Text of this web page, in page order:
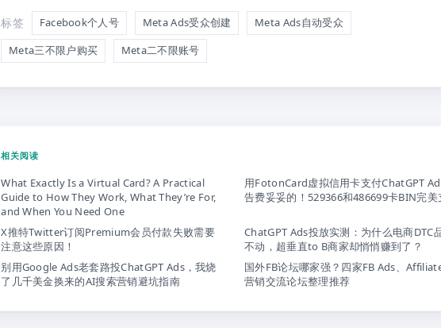
标签 Facebook个人号 Meta Ads受众创建
Meta Ads自动受众
Meta三不限户购买
Meta二不限账号
相关阅读
What Exactly Is a Virtual Card? A Practical
Guide to How They Work, What They’re For,
and When You Need One
用FotonCard虚拟信用卡支付ChatGPT
告费妥妥的！529366和486699卡BIN完美
X推特Twitter订阅Premium会员付款失败需要
注意这些原因！
ChatGPT Ads投放实测：为什么电商DTC
不动，超垂直to B商家却悄悄赚到了？
别用Google Ads老套路投ChatGPT Ads，我烧
了几千美金换来的AI搜索营销避坑指南
国外FB论坛哪家强？四家FB Ads、
营销交流论坛整理推荐